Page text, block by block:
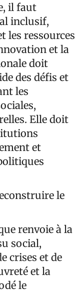
il faut
inclusif,
les ressources
et la
doit
des défis et
les
Elle doit
et
le
renvoie à la
social,
crises et de
et la
le